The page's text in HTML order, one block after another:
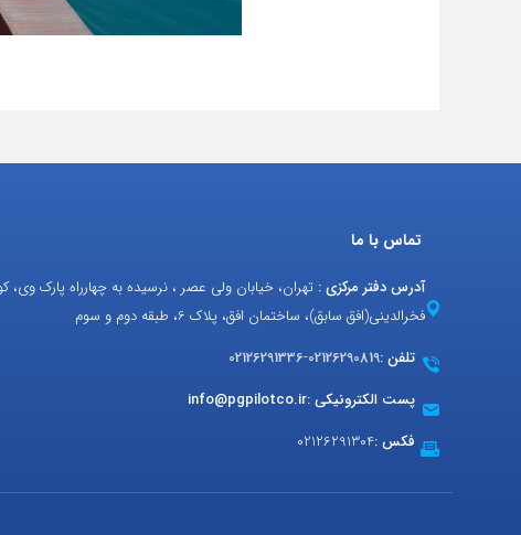
تماس با ما
آدرس دفتر مرکزی : تهران، خیابان ولی عصر ، نرسیده به چهارراه پارک وی،
فخرالدینی(افق سابق)، ساختمان افق، پلاک 6، طبقه دوم و سوم
تلفن :02126290819
-
02126291336
پست الکترونیکی :info@pgpilotco.ir
فکس :02126291304